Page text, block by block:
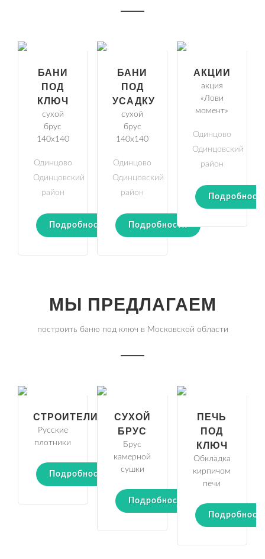
БАНИ
ПОД
КЛЮЧ
сухой
брус
140х140
Одинцово
Одинцовский
район
Подробности
БАНИ
ПОД
УСАДКУ
сухой
брус
140х140
Одинцово
Одинцовский
район
Подробности
АКЦИИ
акция
«Лови
момент»
Одинцово
Одинцовский
район
МЫ ПРЕДЛАГАЕМ
построить баню под ключ в Московской области
СТРОИТЕЛИ
Русские
плотники
Подробности
СУХОЙ
БРУС
Брус
камерной
сушки
Подробности
ПЕЧЬ
ПОД
КЛЮЧ
Обкладка
кирпичом
печи